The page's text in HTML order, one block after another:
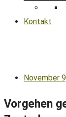
Kontakt
November
Vorgehen